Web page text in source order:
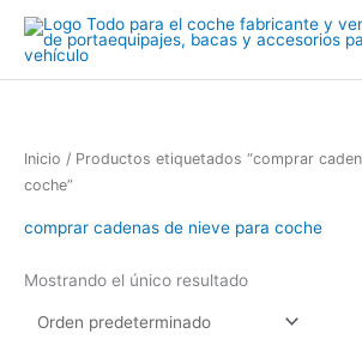
contenido
Inicio / Productos etiquetados “comprar
coche”
comprar cadenas de nieve para coche
Mostrando el único resultado